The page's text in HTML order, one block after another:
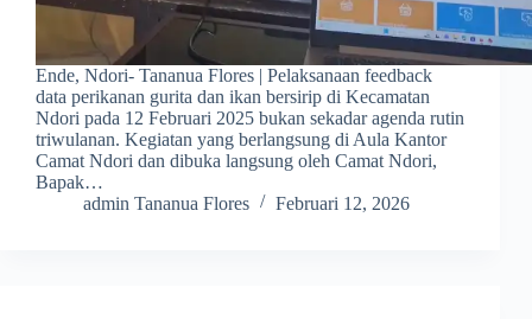
Ende, Ndori- Tananua Flores | Pelaksanaan feedback
data perikanan gurita dan ikan bersirip di Kecamatan
Ndori pada 12 Februari 2025 bukan sekadar agenda rutin
triwulanan. Kegiatan yang berlangsung di Aula Kantor
Camat Ndori dan dibuka langsung oleh Camat Ndori,
Bapak…
admin Tananua Flores
Februari 12, 2026